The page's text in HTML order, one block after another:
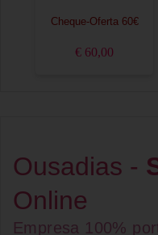
Cheque-Oferta 60€
€ 60,00
Ousadias -
Online
Empresa 100%